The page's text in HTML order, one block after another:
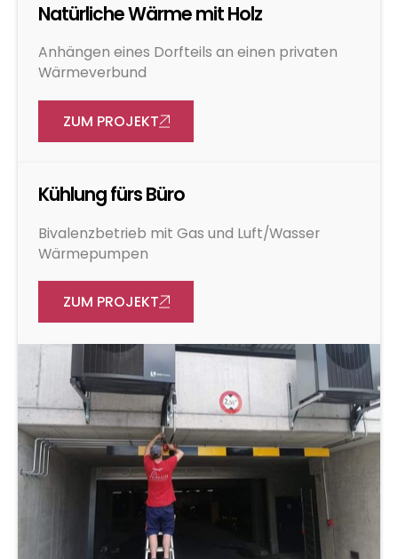
Natürliche Wärme mit Holz
Anhängen eines Dorfteils an einen privaten
Wärmeverbund
ZUM PROJEKT
Kühlung fürs Büro
Bivalenzbetrieb mit Gas und Luft/Wasser
Wärmepumpen
ZUM PROJEKT